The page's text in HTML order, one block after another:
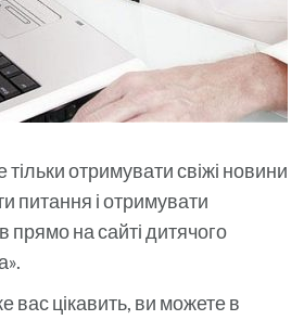
отримувати свіжі новини
питання і отримувати
прямо на сайті дитячого
вас цікавить, ви можете в